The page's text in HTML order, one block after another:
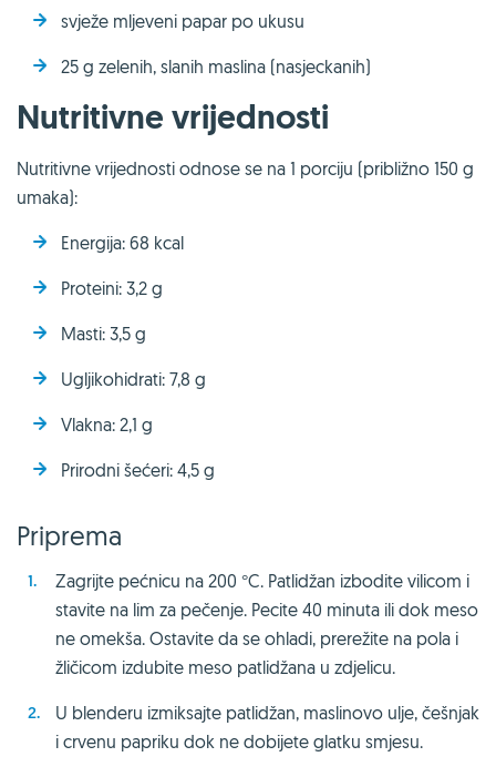
svježe mljeveni papar po ukusu
25 g zelenih, slanih maslina (nasjeckanih)
Nutritivne vrijednosti
Nutritivne vrijednosti odnose se na 1 porciju (približno 150 g
umaka):
Energija: 68 kcal
Proteini: 3,2 g
Masti: 3,5 g
Ugljikohidrati: 7,8 g
Vlakna: 2,1 g
Prirodni šećeri: 4,5 g
Priprema
Zagrijte pećnicu na 200 °C. Patlidžan izbodite vilicom i
stavite na lim za pečenje. Pecite 40 minuta ili dok meso
ne omekša. Ostavite da se ohladi, prerežite na pola i
žličicom izdubite meso patlidžana u zdjelicu.
U blenderu izmiksajte patlidžan, maslinovo ulje, češnjak
i crvenu papriku dok ne dobijete glatku smjesu.